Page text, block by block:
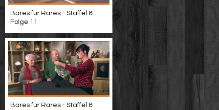
Bares für Rares - Staffel 6
Folge 11
Bares für Rares - Staffel 6